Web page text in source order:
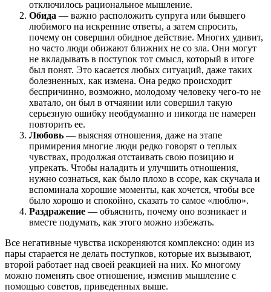
отключилось рациональное мышление.
Обида — важно расположить супруга или бывшего
любимого на искренние ответы, а затем спросить,
почему он совершил обидное действие. Многих удивит,
но часто люди обижают ближних не со зла. Они могут
не вкладывать в поступок тот смысл, который в итоге
был понят. Это касается любых ситуаций, даже таких
болезненных, как измена. Она редко происходит
беспричинно, возможно, молодому человеку чего-то не
хватало, он был в отчаянии или совершил такую
серьезную ошибку необдуманно и никогда не намерен
повторить ее.
Любовь — выясняя отношения, даже на этапе
примирения многие люди редко говорят о теплых
чувствах, продолжая отстаивать свою позицию и
упрекать. Чтобы наладить и улучшить отношения,
нужно сознаться, как было плохо в ссоре, как скучала и
вспоминала хорошие моменты, как хочется, чтобы все
было хорошо и спокойно, сказать то самое «люблю».
Раздражение — объяснить, почему оно возникает и
вместе подумать, как этого можно избежать.
Все негативные чувства искореняются комплексно: один из
пары старается не делать поступков, которые их вызывают,
второй работает над своей реакцией на них. Ко многому
можно поменять свое отношение, изменив мышление с
помощью советов, приведенных выше.